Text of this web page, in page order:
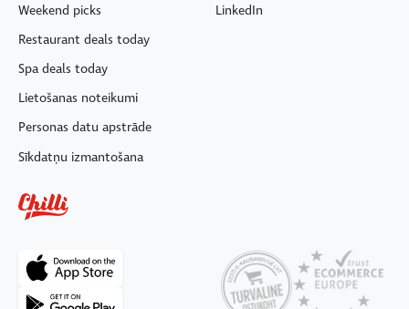
Weekend picks
Restaurant deals today
Spa deals today
Lietošanas noteikumi
Personas datu apstrāde
Sīkdatņu izmantošana
LinkedIn